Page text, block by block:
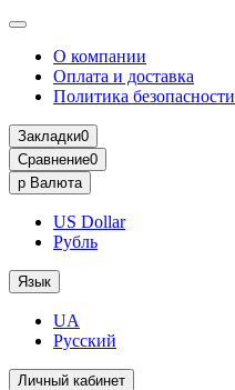
О компании
Оплата и доставка
Политика безопасности
Закладки0
Сравнение0
р Валюта
US Dollar
Рубль
Язык
UA
Русский
Личный кабинет